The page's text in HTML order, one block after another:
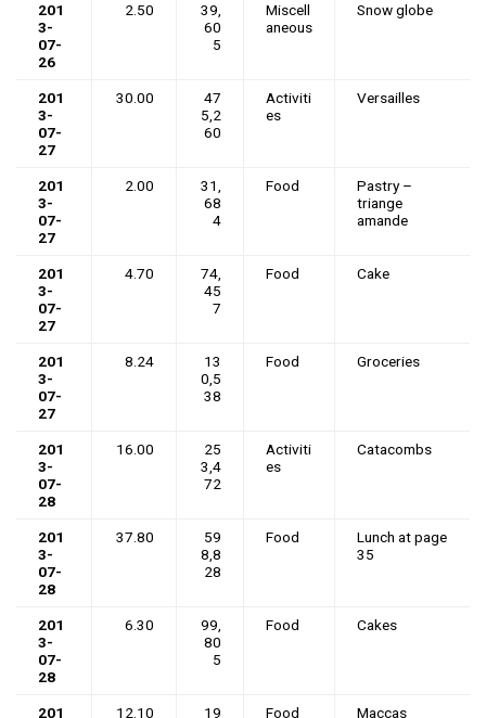
201
3-
07-
26
2.50
39,
60
5
Miscell
aneous
Snow globe
201
3-
07-
27
30.00
47
5,2
60
Activiti
es
Versailles
201
3-
07-
27
2.00
31,
68
4
Food
Pastry –
triange
amande
201
3-
07-
27
4.70
74,
45
7
Food Cake
201
3-
07-
27
8.24
13
0,5
38
Food Groceries
201
3-
07-
28
16.00
25
3,4
72
Activiti
es
Catacombs
201
3-
07-
28
37.80
59
8,8
28
Food
Lunch at page
35
201
3-
07-
28
6.30
99,
80
5
Food Cakes
201 12.10 19 Food Maccas